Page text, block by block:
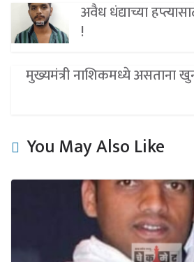
अवैध धंद्याच्या
!
मुख्यमंत्री नाशिकमध्ये असताना
You May Also Like